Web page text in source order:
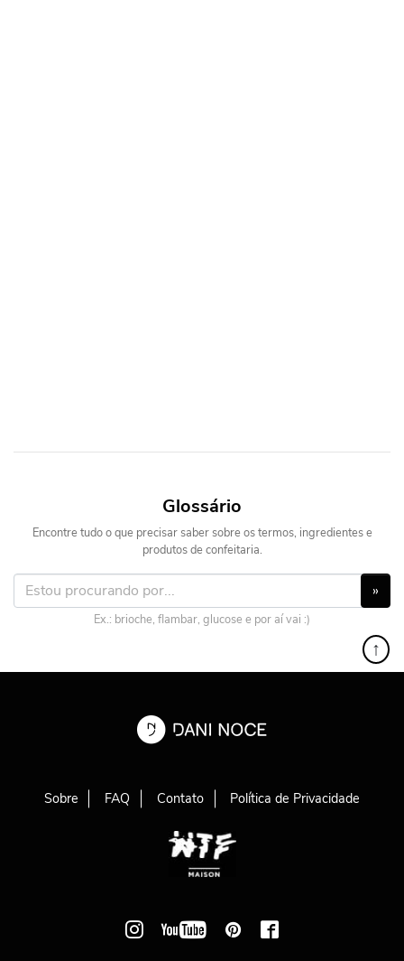
Glossário
Encontre tudo o que precisar saber sobre os termos, ingredientes e
produtos de confeitaria.
»
Ex.: brioche, flambar, glucose e por aí vai :)
↑
Sobre FAQ Contato Política de Privacidade